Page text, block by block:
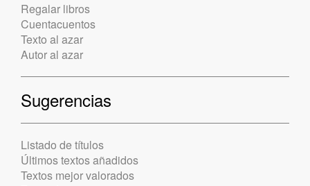
Regalar libros
Cuentacuentos
Texto al azar
Autor al azar
Sugerencias
Listado de títulos
Últimos textos añadidos
Textos mejor valorados